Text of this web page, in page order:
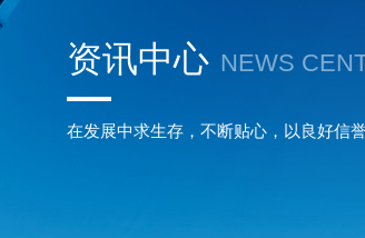
资讯中心 NEWS
在发展中求生存，不断贴心，以良好信